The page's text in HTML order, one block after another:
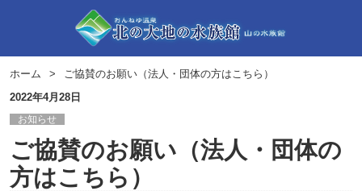
ホーム
ご協賛のお願い（法人・団体の方はこちら）
2022年4月28日
お知らせ
ご協賛のお願い（法人・団体の
方はこちら）